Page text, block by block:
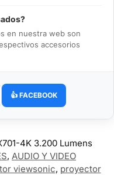
en nuestra web son
accesorios
👍 FACEBOOK
4K 3.200 Lumens
, AUDIO Y VIDEO
viewsonic, proyector